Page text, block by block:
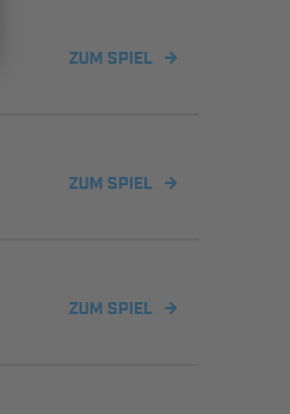
ZUM SPIEL
ZUM SPIEL
ZUM SPIEL